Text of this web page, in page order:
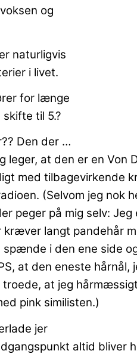
og
naturligvis
i livet.
for længe
til 5.?
Den der …
leger, at den er en Von
med tilbagevirkende
(Selvom jeg nok
peger på mig selv: Jeg
kræver langt pandehår
i den ene side
at den eneste hårnål,
troede, at jeg
pink similisten.)
jer
altid bliver